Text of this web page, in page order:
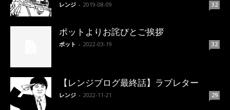
レンジ - 2019-08-09 32
ポットよりお詫びとご挨拶
ポット - 2022-03-19 32
【レンジブログ最終話】ラブレター
レンジ - 2022-11-21 29